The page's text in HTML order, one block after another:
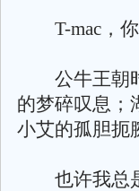
T-mac，你
公牛王朝时
的梦碎叹息；
小艾的孤胆扼
也许我总是